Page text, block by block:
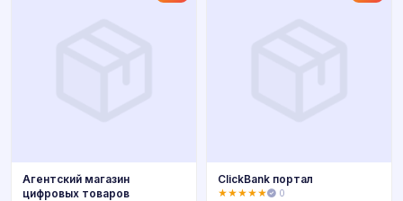
Агентский магазин
цифровых товаров
ClickBank портал
★★★★★ 0